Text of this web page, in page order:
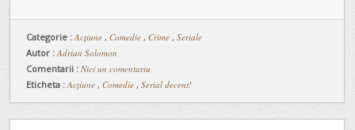
Categorie :Acțiune , Comedie , Crime , Seriale
Autor : Adrian Solomon
Comentarii : Nici un comentariu
Eticheta : Acțiune , Comedie , Serial decent!